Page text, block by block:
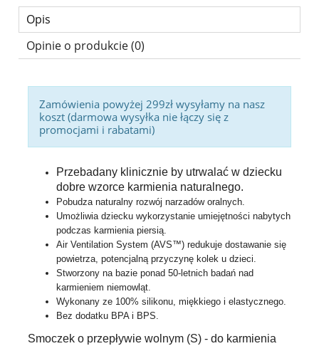
Opis
Opinie o produkcie (0)
Zamówienia powyżej 299zł wysyłamy na nasz
koszt (darmowa wysyłka nie łączy się z
promocjami i rabatami)
Przebadany klinicznie by utrwalać w dziecku
dobre wzorce karmienia naturalnego.
Pobudza naturalny rozwój narzadów oralnych.
Umożliwia dziecku wykorzystanie umiejętności nabytych
podczas karmienia piersią.
Air Ventilation System (AVS™) redukuje dostawanie się
powietrza, potencjalną przyczynę kolek u dzieci.
Stworzony na bazie ponad 50-letnich badań nad
karmieniem niemowląt.
Wykonany ze 100% silikonu, miękkiego i elastycznego.
Bez dodatku BPA i BPS.
Smoczek o przepływie wolnym (S) - do karmienia